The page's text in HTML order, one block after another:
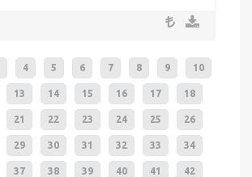
4 5 6 7 8 9 10
13 14 15 16 17 18
21 22 23 24 25 26
29 30 31 32 33 34
37 38 39 40 41 42